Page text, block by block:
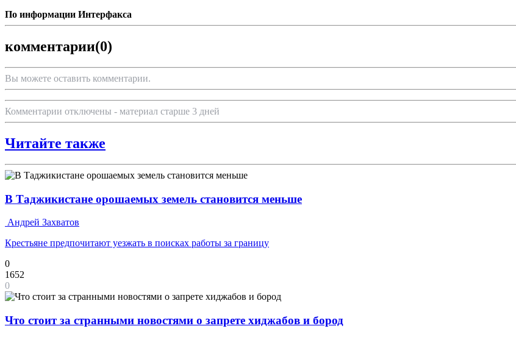
По информации Интерфакса
комментарии(0)
Вы можете оставить комментарии.
Комментарии отключены - материал старше 3 дней
Читайте также
В Таджикистане орошаемых земель становится меньше
Андрей Захватов
Крестьяне предпочитают уезжать в поисках работы за границу
0
1652
0
Что стоит за странными новостями о запрете хиджабов и бород